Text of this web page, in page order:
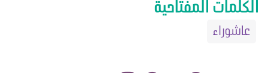
الكلمات المفتاحية
عاشوراء